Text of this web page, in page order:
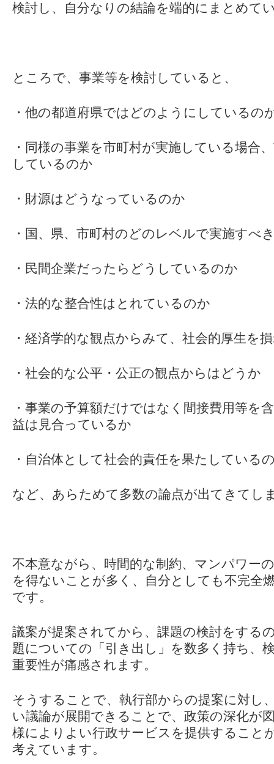
検討し、自分なりの結論を端的にまとめて
ところで、事業等を検討していると、
・他の都道府県ではどのようにしているの
・同様の事業を市町村が実施している場合
しているのか
・財源はどうなっているのか
・国、県、市町村のどのレベルで実施すべ
・民間企業だったらどうしているのか
・法的な整合性はとれているのか
・経済学的な観点からみて、社会的厚生を
・社会的な公平・公正の観点からはどうか
・事業の予算額だけではなく間接費用等を
益は見合っているか
・自治体として社会的責任を果たしている
など、あらためて多数の論点が出てきてし
不本意ながら、時間的な制約、マンパワー
を得ないことが多く、自分としても不完全
です。
議案が提案されてから、課題の検討をする
題についての「引き出し」を数多く持ち、
重要性が痛感されます。
そうすることで、執行部からの提案に対し
い議論が展開できることで、政策の深化が
様によりよい行政サービスを提供すること
考えています。